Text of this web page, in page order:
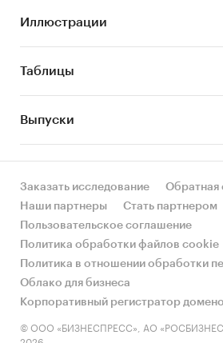
лояльности, а также
площадок: посещаемость,
посетителей, ключевые
Внимание! Исследование,
текущую дату,
рабочих дней.
Цель исследования
Анализ состояния и ведущих
российском рынке интернет-
сегменте авиабилетов.
Задачи исследования:
• Описать общую ситуацию на
рынке Интернета и
Иллюстрации
Таблицы
Выпуски
Заказать исследование
Обратная
Наши партнеры
Стать партнером
Пользовательское соглашение
Политика обработки файлов cookie
Политика в отношении обработки
Облако для бизнеса
Корпоративный регистратор
© ООО «БИЗНЕСПРЕСС», АО